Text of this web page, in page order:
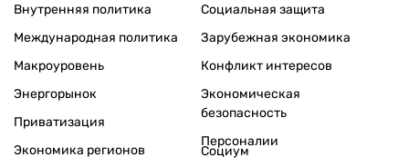
Внутренняя политика
Международная политика
Макроуровень
Энергорынок
Приватизация
Экономика регионов
Социальная защита
Зарубежная экономика
Конфликт интересов
Экономическая
безопасность
Персоналии
Социум